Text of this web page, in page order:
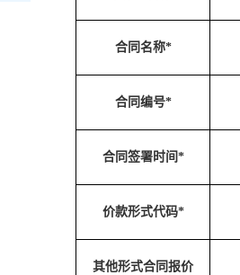
合同名称*
合同编号*
合同签署时间*
价款形式代码*
其他形式合同报价